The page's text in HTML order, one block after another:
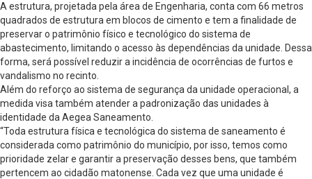
A estrutura, projetada pela área de Engenharia, conta com 66 metros
quadrados de estrutura em blocos de cimento e tem a finalidade de
preservar o patrimônio físico e tecnológico do sistema de
abastecimento, limitando o acesso às dependências da unidade. Dessa
forma, será possível reduzir a incidência de ocorrências de furtos e
vandalismo no recinto.
Além do reforço ao sistema de segurança da unidade operacional, a
medida visa também atender a padronização das unidades à
identidade da Aegea Saneamento.
“Toda estrutura física e tecnológica do sistema de saneamento é
considerada como patrimônio do município, por isso, temos como
prioridade zelar e garantir a preservação desses bens, que também
pertencem ao cidadão matonense. Cada vez que uma unidade é